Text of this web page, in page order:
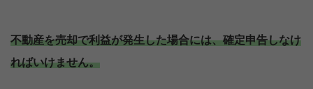
不動産を売却で利益が発生した場合には、確定申告しなけ
ればいけません。